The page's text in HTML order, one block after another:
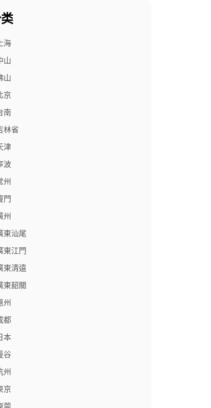
海
山
山
京
南
林省
津
波
州
門
州
東汕尾
東江門
東清遠
東韶關
州
都
本
谷
州
京